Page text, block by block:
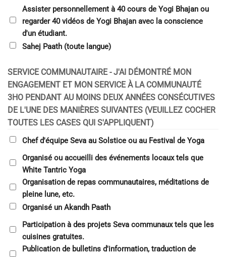
Assister personnellement à 40 cours de Yogi Bhajan ou
regarder 40 vidéos de Yogi Bhajan avec la conscience
d'un étudiant.
Sahej Paath (toute langue)
SERVICE COMMUNAUTAIRE - J'AI DÉMONTRÉ MON
ENGAGEMENT ET MON SERVICE À LA COMMUNAUTÉ
3HO PENDANT AU MOINS DEUX ANNÉES CONSÉCUTIVES
DE L'UNE DES MANIÈRES SUIVANTES (VEUILLEZ COCHER
TOUTES LES CASES QUI S'APPLIQUENT)
Chef d'équipe Seva au Solstice ou au Festival de Yoga
Organisé ou accueilli des événements locaux tels que
White Tantric Yoga
Organisation de repas communautaires, méditations de
pleine lune, etc.
Organisé un Akandh Paath
Participation à des projets Seva communaux tels que les
cuisines gratuites.
Publication de bulletins d'information, traduction de